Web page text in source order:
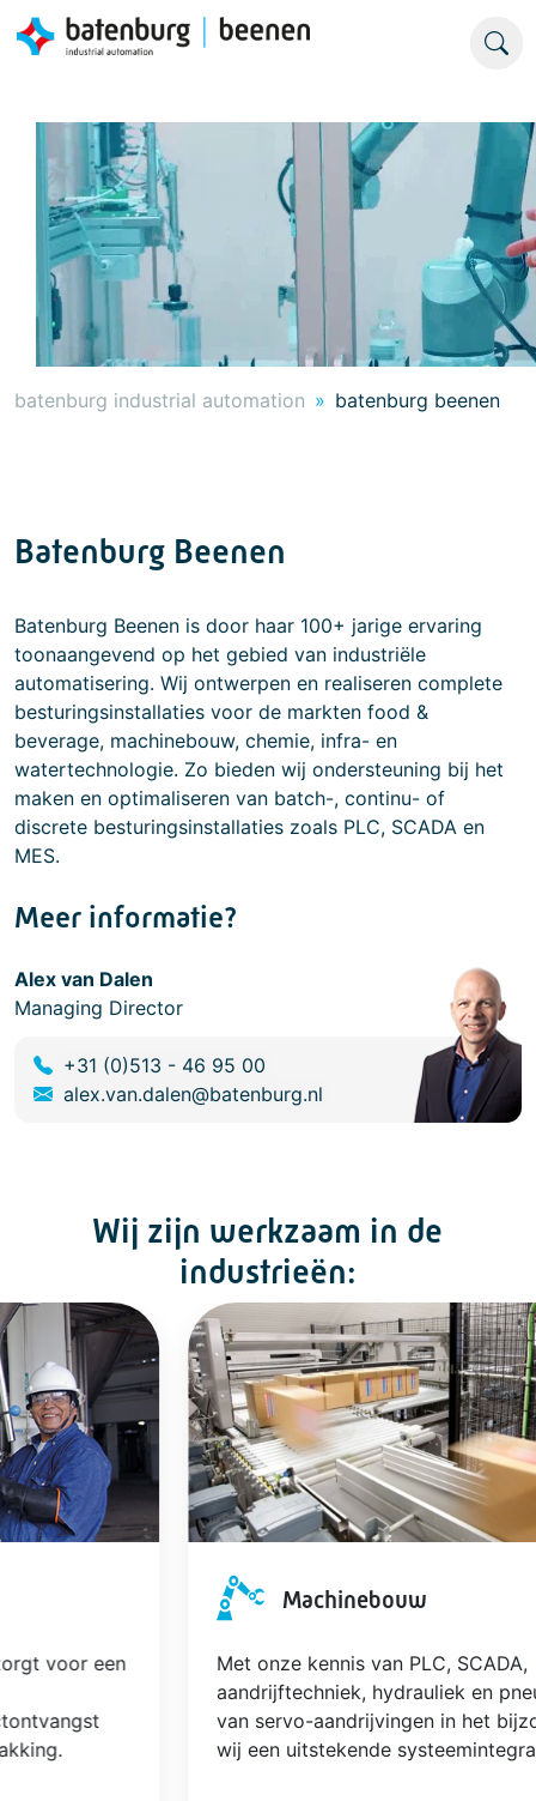
batenburg industrial automation batenburg beenen
Batenburg Beenen
Batenburg Beenen is door haar 100+ jarige ervaring
toonaangevend op het gebied van industriële
automatisering. Wij ontwerpen en realiseren complete
besturingsinstallaties voor de markten food &
beverage, machinebouw, chemie, infra- en
watertechnologie. Zo bieden wij ondersteuning bij het
maken en optimaliseren van batch-, continu- of
discrete besturingsinstallaties zoals PLC, SCADA en
MES.
Meer informatie?
Alex van Dalen
Managing Director
+31 (0)513 - 46 95 00
alex.van.dalen@batenburg.nl
Wij zijn werkzaam in de
industrieën:
voor een
Machinebouw
Met onze kennis van PLC, SCADA,
aandrijftechniek, hydrauliek en
van servo-aandrijvingen in het
wij een uitstekende